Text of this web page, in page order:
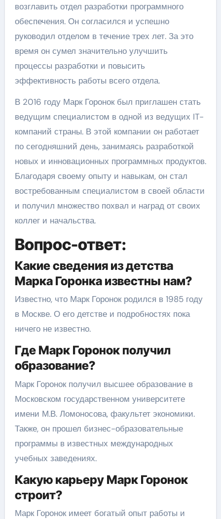
возглавить отдел разработки программного
обеспечения. Он согласился и успешно
руководил отделом в течение трех лет. За это
время он сумел значительно улучшить
процессы разработки и повысить
эффективность работы всего отдела.
В 2016 году Марк Горонок был приглашен стать
ведущим специалистом в одной из ведущих IT-
компаний страны. В этой компании он работает
по сегодняшний день, занимаясь разработкой
новых и инновационных программных продуктов.
Благодаря своему опыту и навыкам, он стал
востребованным специалистом в своей области
и получил множество похвал и наград от своих
коллег и начальства.
Вопрос-ответ:
Какие сведения из детства
Марка Горонка известны нам?
Известно, что Марк Горонок родился в 1985 году
в Москве. О его детстве и подробностях пока
ничего не известно.
Где Марк Горонок получил
образование?
Марк Горонок получил высшее образование в
Московском государственном университете
имени М.В. Ломоносова, факультет экономики.
Также, он прошел бизнес-образовательные
программы в известных международных
учебных заведениях.
Какую карьеру Марк Горонок
строит?
Марк Горонок имеет богатый опыт работы и